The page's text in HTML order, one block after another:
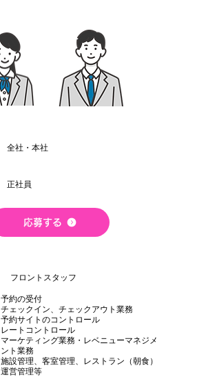
全社・本社
正社員
応募する
フロントスタッフ
予約の受付
​チェックイン、チェックアウト業務
予約サイトのコントロール
レートコントロール
マーケティング業務・レベニューマネジメ
ント業務
施設管理、客室管理、レストラン（朝食）
運営管理等